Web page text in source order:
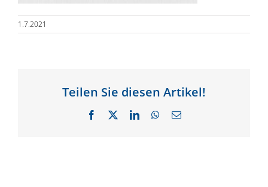
1.7.2021
Teilen Sie diesen Artikel!
Facebook LinkedInWhatsApp
E-